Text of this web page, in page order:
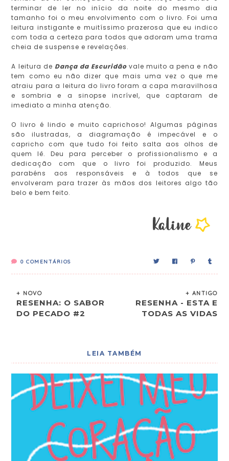
terminar de ler no início da noite do mesmo dia
tamanho foi o meu envolvimento com o livro. Foi uma
leitura instigante e muitíssimo prazerosa que eu indico
com toda a certeza para todos que adoram uma trama
cheia de suspense e revelações.
A leitura de Dança da Escuridãovale muito a pena e não
tem como eu não dizer que mais uma vez o que me
atraiu para a leitura do livro foram a capa maravilhosa
e sombria e a sinopse incrível, que captaram de
imediato a minha atenção.
O livro é lindo e muito caprichoso! Algumas páginas
são ilustradas, a diagramação é impecável e o
capricho com que tudo foi feito salta aos olhos de
quem lê. Deu para perceber o profissionalismo e a
dedicação com que o livro foi produzido. Meus
parabéns aos responsáveis e à todos que se
envolveram para trazer às mãos dos leitores algo tão
belo e bem feito.
0 COMENTÁRIOS
+ NOVO
RESENHA: O SABOR
DO PECADO #2
+ ANTIGO
RESENHA - ESTA E
TODAS AS VIDAS
LEIA TAMBÉM